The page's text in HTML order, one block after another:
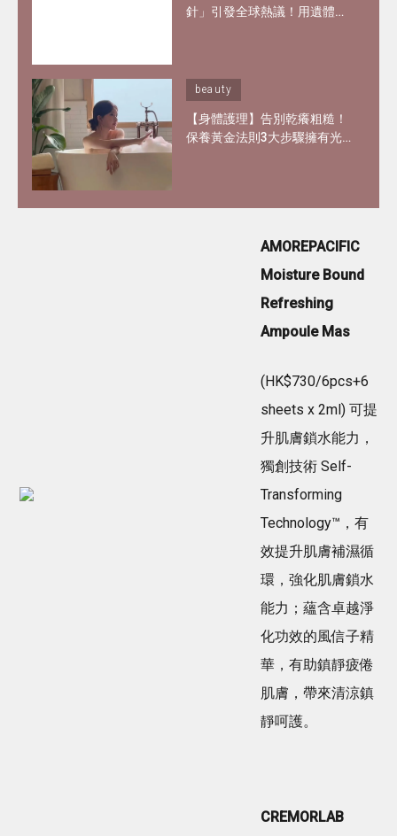
針」引發全球熱議！用遺體皮
beauty
【身體護理】告別乾癢粗糙！
保養黃金法則3大步驟擁有光
AMOREPACIFIC
Moisture Bound
Refreshing
Ampoule Mas
(HK$730/6pcs+6
sheets x 2ml) 可提
升肌膚鎖水能力，
獨創技術 Self-
Transforming
Technology™，有
效提升肌膚補濕循
環，強化肌膚鎖水
能力；蘊含卓越淨
化功效的風信子精
華，有助鎮靜疲倦
肌膚，帶來清涼鎮
靜呵護。
CREMORLAB